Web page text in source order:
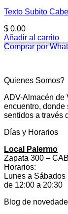
Texto Subito
$ 0,00
Añadir al carrito
Comprar por
Quienes Somos?
ADV-Almacén de
encuentro, donde
sentidos a través
Días y Horarios
Local Palermo
Zapata 300 –
Horarios:
Lunes a Sábados
de 12:00 a 20:30
Blog de